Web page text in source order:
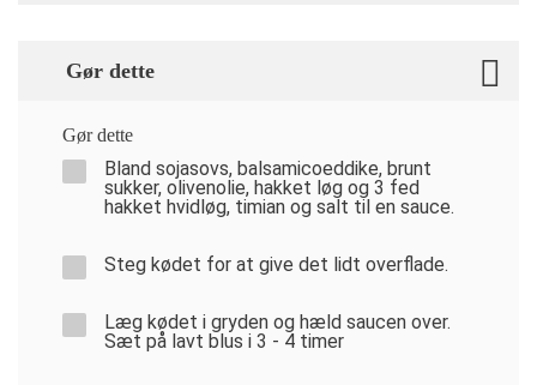
Gør dette
Gør dette
Bland sojasovs, balsamicoeddike, brunt
sukker, olivenolie, hakket løg og 3 fed
hakket hvidløg, timian og salt til en sauce.
Steg kødet for at give det lidt overflade.
Læg kødet i gryden og hæld saucen over.
Sæt på lavt blus i 3 - 4 timer